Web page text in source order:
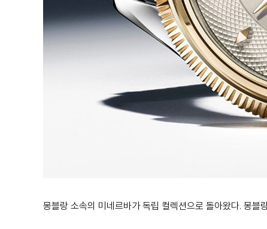
몽블랑 소속의 미네르바가 독립 컬렉션으로 돌아왔다. 몽